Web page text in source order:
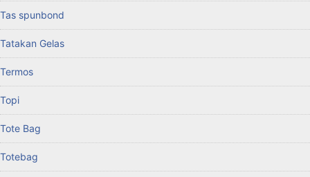
Tas spunbond
Tatakan Gelas
Termos
Topi
Tote Bag
Totebag